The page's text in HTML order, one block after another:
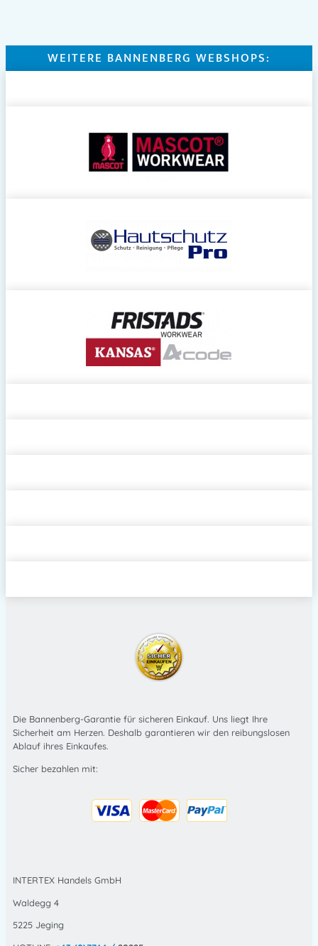
WEITERE BANNENBERG WEBSHOPS:
Die Bannenberg-Garantie für sicheren Einkauf. Uns liegt Ihre
Sicherheit am Herzen. Deshalb garantieren wir den reibungslosen
Ablauf ihres Einkaufes.
Sicher bezahlen mit:
INTERTEX Handels GmbH
Waldegg 4
5225 Jeging